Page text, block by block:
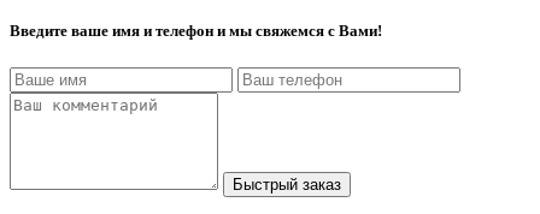
Введите ваше имя и телефон и мы свяжемся с Вами!
Быстрый заказ